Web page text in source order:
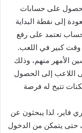
على حسابات
إلى نقطة البداية
تعتمد على رفع
وقت كبير في اللعب.
الأمهر منهم، وذلك
اللاعب إلى الحصول
تتيح له فرصة
فاير، لذا يبحثون عن
حتى يتمكن من الدخول